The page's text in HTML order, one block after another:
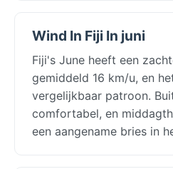
Wind In Fiji In juni
Fiji's June heeft een
gemiddeld 16 km/u, en
vergelijkbaar patroon.
comfortabel, en
een aangename bries in